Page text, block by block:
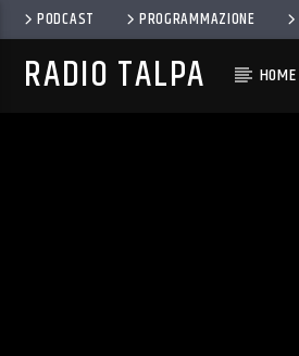
PODCAST PROGRAMMAZIONE
RADIO TALPA HOME